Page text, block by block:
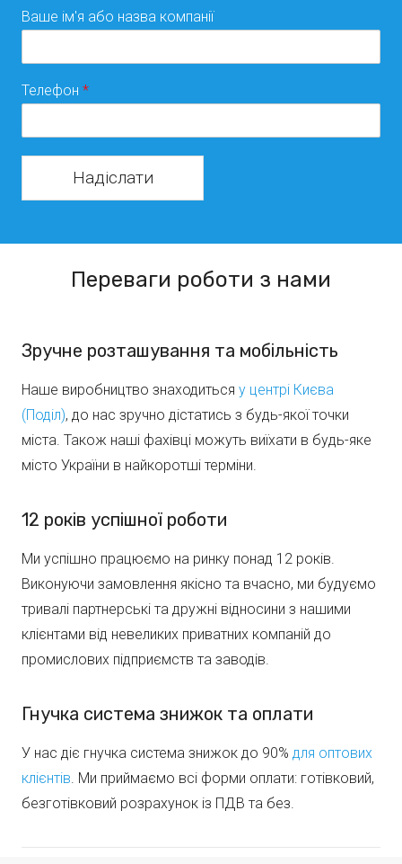
Ваше ім'я або назва компанії
Телефон *
Надіслати
Переваги роботи з нами
Зручне розташування та мобільність
Наше виробництво знаходиться у центрі Києва
(Поділ), до нас зручно дістатись з будь-якої точки
міста. Також наші фахівці можуть виїхати в будь-яке
місто України в найкоротші терміни.
12 років успішної роботи
Ми успішно працюємо на ринку понад 12 років.
Виконуючи замовлення якісно та вчасно, ми будуємо
тривалі партнерські та дружні відносини з нашими
клієнтами від невеликих приватних компаній до
промислових підприємств та заводів.
Гнучка система знижок та оплати
У нас діє гнучка система знижок до 90% для оптових
клієнтів. Ми приймаємо всі форми оплати: готівковий,
безготівковий розрахунок із ПДВ та без.